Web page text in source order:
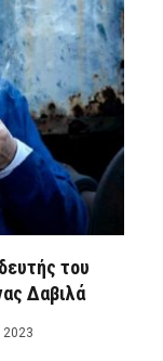
του
Δαβιλά